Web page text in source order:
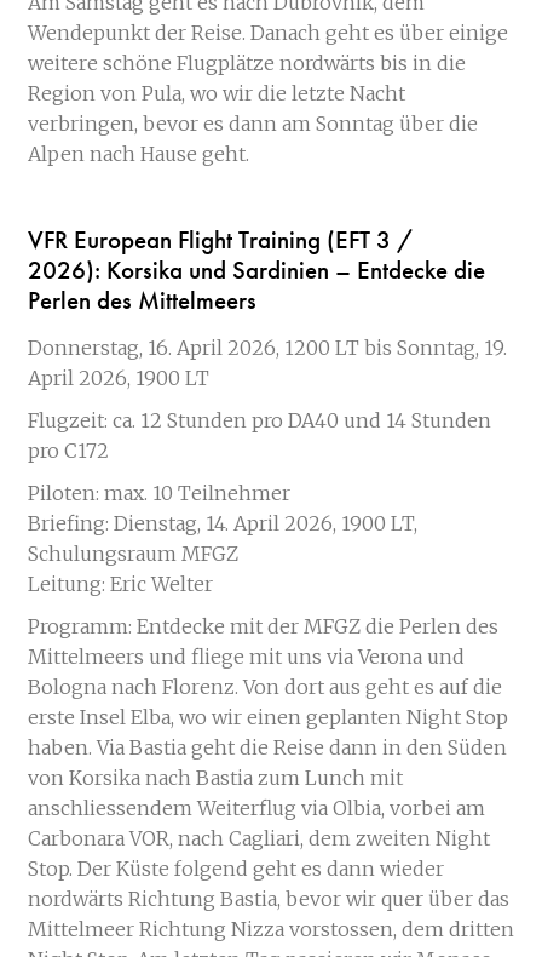
Wendepunkt der Reise. Danach geht es über einige
weitere schöne Flugplätze nordwärts bis in die
Region von Pula, wo wir die letzte Nacht
verbringen, bevor es dann am Sonntag über die
Alpen nach Hause geht.
VFR European Flight Training (EFT 3 /
2026): Korsika und Sardinien – Entdecke die
Perlen des Mittelmeers
Donnerstag, 16. April 2026, 1200 LT bis Sonntag, 19.
April 2026, 1900 LT
Flugzeit: ca. 12 Stunden pro DA40 und 14 Stunden
pro C172
Piloten: max. 10 Teilnehmer
Briefing: Dienstag, 14. April 2026, 1900 LT,
Schulungsraum MFGZ
Leitung: Eric Welter
Programm: Entdecke mit der MFGZ die Perlen des
Mittelmeers und fliege mit uns via Verona und
Bologna nach Florenz. Von dort aus geht es auf die
erste Insel Elba, wo wir einen geplanten Night Stop
haben. Via Bastia geht die Reise dann in den Süden
von Korsika nach Bastia zum Lunch mit
anschliessendem Weiterflug via Olbia, vorbei am
Carbonara VOR, nach Cagliari, dem zweiten Night
Stop. Der Küste folgend geht es dann wieder
nordwärts Richtung Bastia, bevor wir quer über das
Mittelmeer Richtung Nizza vorstossen, dem dritten